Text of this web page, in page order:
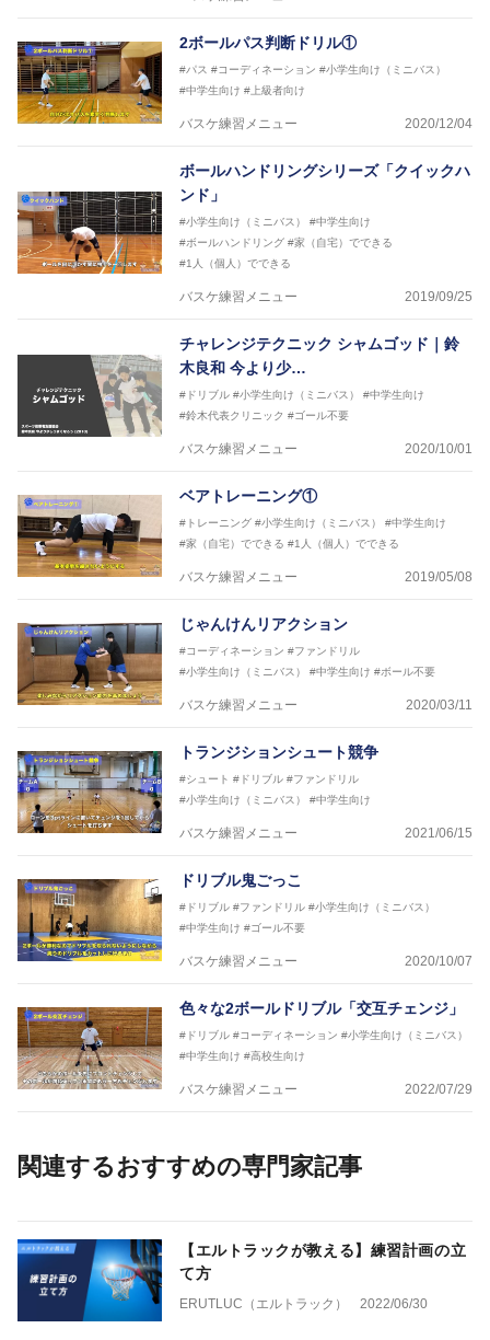
2ボールパス判断ドリル①
#パス #コーディネーション #小学生向け（ミニバス）
#中学生向け #上級者向け
バスケ練習メニュー 2020/12/04
ボールハンドリングシリーズ「クイックハ
ンド」
#小学生向け（ミニバス）
#中学生向け
#ボールハンドリング #家（自宅）でできる
#1人（個人）でできる
バスケ練習メニュー 2019/09/25
チャレンジテクニック シャムゴッド｜鈴
木良和 今より少…
#ドリブル #小学生向け（ミニバス）
#中学生向け
#鈴木代表クリニック #ゴール不要
バスケ練習メニュー 2020/10/01
ベアトレーニング①
#トレーニング #小学生向け（ミニバス）
#中学生向け
#家（自宅）でできる #1人（個人）でできる
バスケ練習メニュー 2019/05/08
じゃんけんリアクション
#コーディネーション #ファンドリル
#小学生向け（ミニバス）
#中学生向け #ボール不要
バスケ練習メニュー 2020/03/11
トランジションシュート競争
#シュート #ドリブル #ファンドリル
#小学生向け（ミニバス）
#中学生向け
バスケ練習メニュー 2021/06/15
ドリブル鬼ごっこ
#ドリブル #ファンドリル #小学生向け（ミニバス）
#中学生向け #ゴール不要
バスケ練習メニュー 2020/10/07
色々な2ボールドリブル「交互チェンジ」
#ドリブル #コーディネーション #小学生向け（ミニバス）
#中学生向け #高校生向け
バスケ練習メニュー 2022/07/29
関連するおすすめの専門家記事
【エルトラックが教える】練習計画の立
て方
ERUTLUC（エルトラック） 2022/06/30